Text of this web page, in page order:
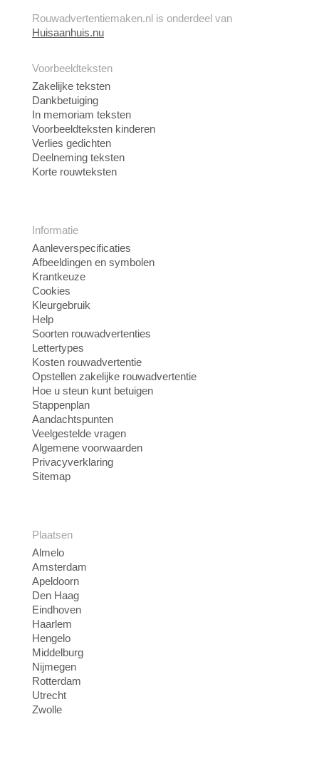
Rouwadvertentiemaken.nl is onderdeel van
Huisaanhuis.nu
Voorbeeldteksten
Zakelijke teksten
Dankbetuiging
In memoriam teksten
Voorbeeldteksten kinderen
Verlies gedichten
Deelneming teksten
Korte rouwteksten
Informatie
Aanleverspecificaties
Afbeeldingen en symbolen
Krantkeuze
Cookies
Kleurgebruik
Help
Soorten rouwadvertenties
Lettertypes
Kosten rouwadvertentie
Opstellen zakelijke rouwadvertentie
Hoe u steun kunt betuigen
Stappenplan
Aandachtspunten
Veelgestelde vragen
Algemene voorwaarden
Privacyverklaring
Sitemap
Plaatsen
Almelo
Amsterdam
Apeldoorn
Den Haag
Eindhoven
Haarlem
Hengelo
Middelburg
Nijmegen
Rotterdam
Utrecht
Zwolle